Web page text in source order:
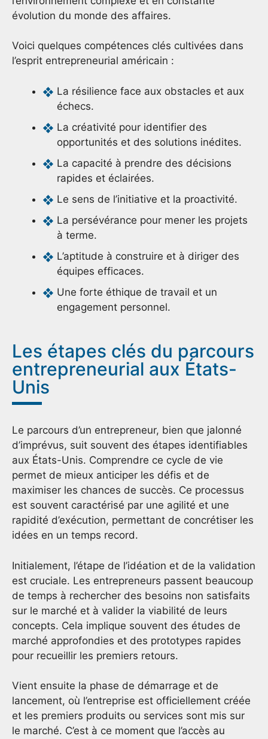
évolution du monde des affaires.
Voici quelques compétences clés cultivées dans
l’esprit entrepreneurial américain :
La résilience face aux obstacles et aux
échecs.
La créativité pour identifier des
opportunités et des solutions inédites.
La capacité à prendre des décisions
rapides et éclairées.
Le sens de l’initiative et la proactivité.
La persévérance pour mener les projets
à terme.
L’aptitude à construire et à diriger des
équipes efficaces.
Une forte éthique de travail et un
engagement personnel.
Les étapes clés du parcours
entrepreneurial aux États-
Unis
Le parcours d’un entrepreneur, bien que jalonné
d’imprévus, suit souvent des étapes identifiables
aux États-Unis. Comprendre ce cycle de vie
permet de mieux anticiper les défis et de
maximiser les chances de succès. Ce processus
est souvent caractérisé par une agilité et une
rapidité d’exécution, permettant de concrétiser les
idées en un temps record.
Initialement, l’étape de l’idéation et de la validation
est cruciale. Les entrepreneurs passent beaucoup
de temps à rechercher des besoins non satisfaits
sur le marché et à valider la viabilité de leurs
concepts. Cela implique souvent des études de
marché approfondies et des prototypes rapides
pour recueillir les premiers retours.
Vient ensuite la phase de démarrage et de
lancement, où l’entreprise est officiellement créée
et les premiers produits ou services sont mis sur
le marché. C’est à ce moment que l’accès au